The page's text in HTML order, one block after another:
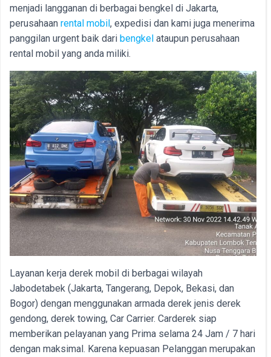
menjadi langganan di berbagai bengkel di Jakarta,
perusahaan rental mobil, expedisi dan kami juga menerima
panggilan urgent baik dari bengkel ataupun perusahaan
rental mobil yang anda miliki.
Layanan kerja derek mobil di berbagai wilayah
Jabodetabek (Jakarta, Tangerang, Depok, Bekasi, dan
Bogor) dengan menggunakan armada derek jenis derek
gendong, derek towing, Car Carrier. Carderek siap
memberikan pelayanan yang Prima selama 24 Jam / 7 hari
dengan maksimal. Karena kepuasan Pelanggan merupakan